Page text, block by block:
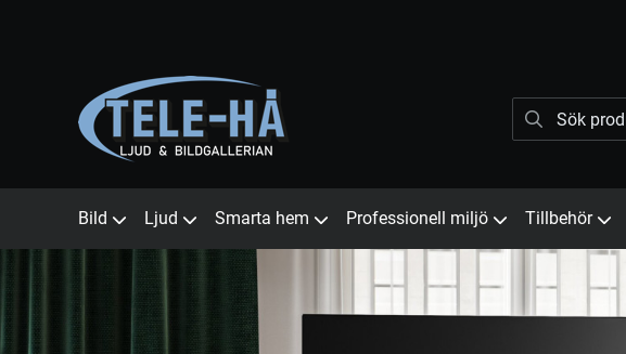
Bild Ljud Smarta hem Professionell miljö Tillbehör